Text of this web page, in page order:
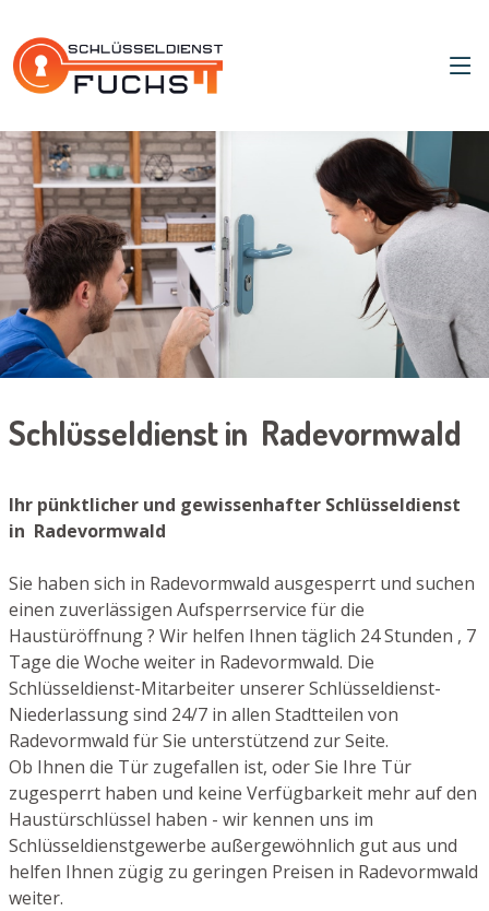
Schlüsseldienst in Radevormwald
Ihr pünktlicher und gewissenhafter Schlüsseldienst
in Radevormwald
Sie haben sich in Radevormwald ausgesperrt und suchen
einen zuverlässigen Aufsperrservice für die
Haustüröffnung ? Wir helfen Ihnen täglich 24 Stunden , 7
Tage die Woche weiter in Radevormwald. Die
Schlüsseldienst-Mitarbeiter unserer Schlüsseldienst-
Niederlassung sind 24/7 in allen Stadtteilen von
Radevormwald für Sie unterstützend zur Seite.
Ob Ihnen die Tür zugefallen ist, oder Sie Ihre Tür
zugesperrt haben und keine Verfügbarkeit mehr auf den
Haustürschlüssel haben - wir kennen uns im
Schlüsseldienstgewerbe außergewöhnlich gut aus und
helfen Ihnen zügig zu geringen Preisen in Radevormwald
weiter.